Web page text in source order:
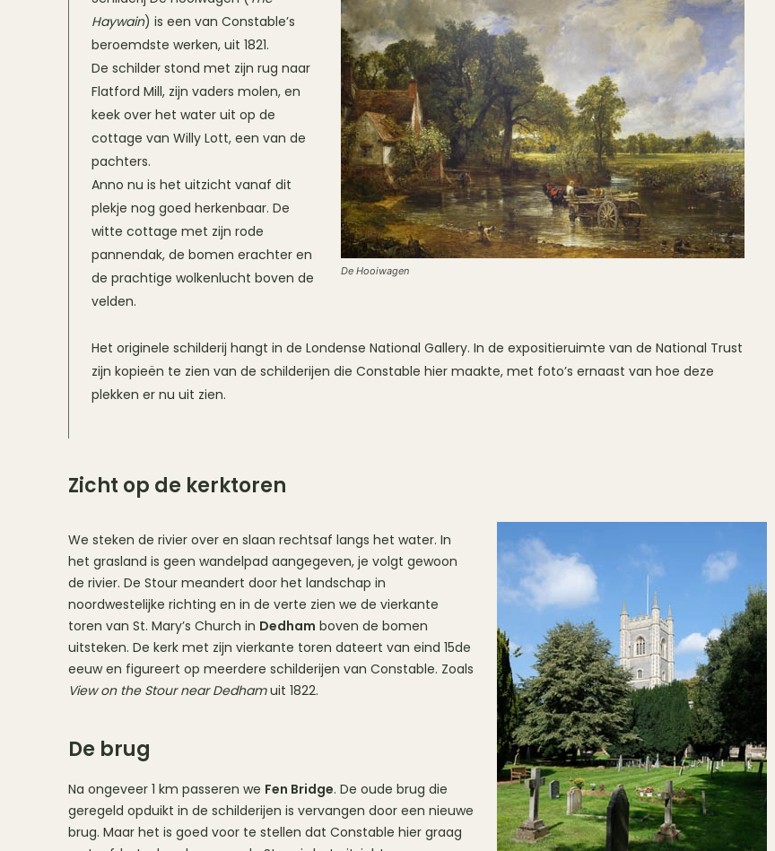
De Hooiwagen
Haywain) is een van Constable’s
beroemdste werken, uit 1821.
De schilder stond met zijn rug naar
Flatford Mill, zijn vaders molen, en
keek over het water uit op de
cottage van Willy Lott, een van de
pachters.
Anno nu is het uitzicht vanaf dit
plekje nog goed herkenbaar. De
witte cottage met zijn rode
pannendak, de bomen erachter en
de prachtige wolkenlucht boven de
velden.
Het originele schilderij hangt in de Londense National Gallery. In de expositieruimte van de National Trust
zijn kopieën te zien van de schilderijen die Constable hier maakte, met foto’s ernaast van hoe deze
plekken er nu uit zien.
Zicht op de kerktoren
We steken de rivier over en slaan rechtsaf langs het water. In
het grasland is geen wandelpad aangegeven, je volgt gewoon
de rivier. De Stour meandert door het landschap in
noordwestelijke richting en in de verte zien we de vierkante
toren van St. Mary’s Church in Dedham boven de bomen
uitsteken. De kerk met zijn vierkante toren dateert van eind 15de
eeuw en figureert op meerdere schilderijen van Constable. Zoals
View on the Stour near Dedhamuit 1822.
De brug
Na ongeveer 1 km passeren we Fen Bridge. De oude brug die
geregeld opduikt in de schilderijen is vervangen door een nieuwe
brug. Maar het is goed voor te stellen dat Constable hier graag